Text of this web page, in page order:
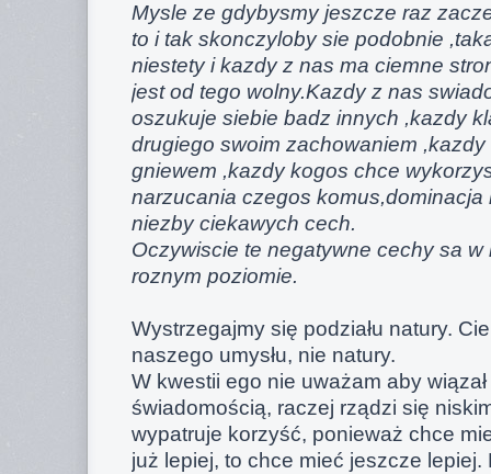
Mysle ze gdybysmy jeszcze raz
to i tak skonczyloby sie podobnie
niestety i kazdy z nas ma ciemne
jest od tego wolny.Kazdy z nas
oszukuje siebie badz innych ,kazdy
drugiego swoim zachowaniem
gniewem ,kazdy kogos chce
narzucania czegos komus,dominacja
niezby ciekawych cech.
Oczywiscie te negatywne cechy sa
roznym poziomie.
Wystrzegajmy się podziału natury.
naszego umysłu, nie natury.
W kwestii ego nie uważam aby
świadomością, raczej rządzi się
wypatruje korzyść, ponieważ chce
już lepiej, to chce mieć jeszcze